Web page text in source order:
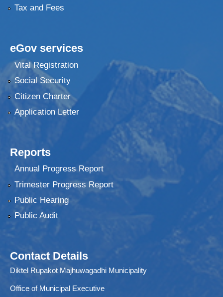
Tax and Fees
eGov services
Vital Registration
Social Security
Citizen Charter
Application Letter
Reports
Annual Progress Report
Trimester Progress Report
Public Hearing
Public Audit
Contact Details
Diktel Rupakot Majhuwagadhi Municipality
Office of Municipal Executive